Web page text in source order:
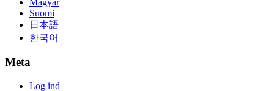
Suomi
日本語
한국어
Meta
Log ind